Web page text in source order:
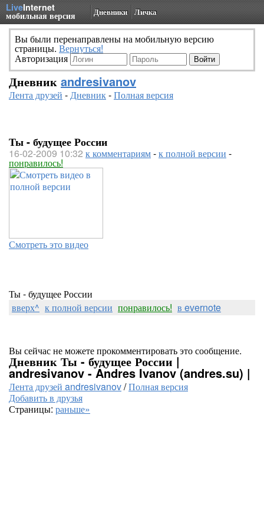
LiveInternet
мобильная версия Дневники Личка
Вы были перенаправлены на мобильную версию
страницы. Вернуться!
Авторизация
Дневник andresivanov
Лента друзей -Дневник-Полная версия
Ты - будущее России
16-02-2009 10:32 к комментариям-к полной версии -
понравилось!
Смотреть это видео
Ты - будущее России
вверх^ к полной версии понравилось! в evernote
Вы сейчас не можете прокомментировать это сообщение.
Дневник Ты - будущее России |
andresivanov - Andres Ivanov (andres.su) |
Лента друзей andresivanov/Полная версия
Добавить в друзья
Страницы: раньше»